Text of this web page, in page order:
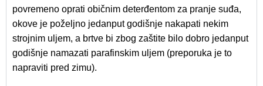
povremeno oprati običnim deterđentom za pranje suđa,
okove je poželjno jedanput godišnje nakapati nekim
strojnim uljem, a brtve bi zbog zaštite bilo dobro jedanput
godišnje namazati parafinskim uljem (preporuka je to
napraviti pred zimu).